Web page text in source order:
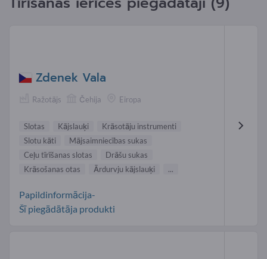
Zdenek Vala
Ražotājs Čehija Eiropa
Slotas Kājslauķi
Krāsotāju instrumenti
Slotu kāti
Mājsaimniecības sukas
Ceļu tīrīšanas slotas
Drāšu sukas
Krāsošanas otas
Ārdurvju kājslauķi ...
Papildinformācija-
Šī piegādātāja produkti